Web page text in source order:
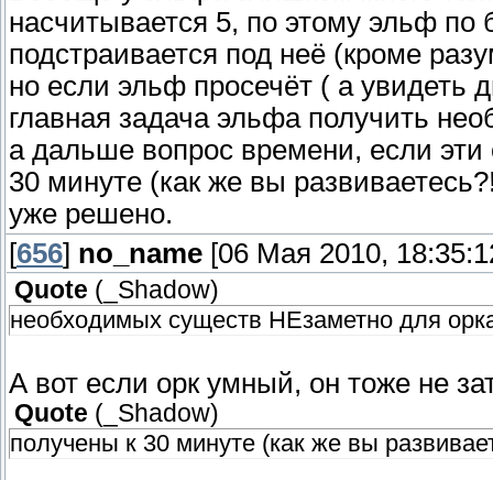
насчитывается 5, по этому эльф по
подстраивается под неё (кроме
но если эльф просечёт ( а увидеть
главная задача эльфа получить
а дальше вопрос времени, если
30 минуте (как же вы
уже решено.
[656] no_name [06 Мая 2010,
Quote ( _Shadow)
необходимых существ НЕзаметно для
А вот если орк умный, он тоже не
Quote ( _Shadow)
получены к 30 минуте (как же вы